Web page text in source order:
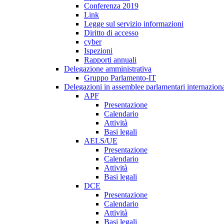
Conferenza 2019
Link
Legge sul servizio informazioni
Diritto di accesso
cyber
Ispezioni
Rapporti annuali
Delegazione amministrativa
Gruppo Parlamento-IT
Delegazioni in assemblee parlamentari
APF
Presentazione
Calendario
Attività
Basi legali
AELS/UE
Presentazione
Calendario
Attività
Basi legali
DCE
Presentazione
Calendario
Attività
Basi legali